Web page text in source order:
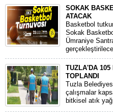
SOKAK
ATACAK
Basketbol
Sokak
Ümraniye
TUZLA'DA
TOPLANDI
Tuzla
çalışmalar
bitkisel atık